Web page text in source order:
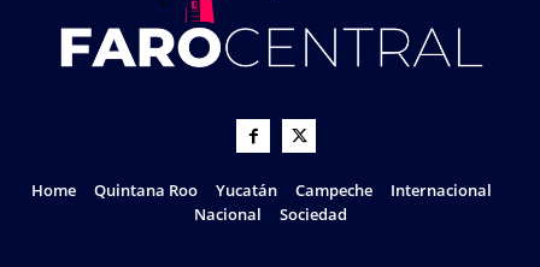
Home Quintana Roo Yucatán Campeche
Internacional
Nacional
Sociedad